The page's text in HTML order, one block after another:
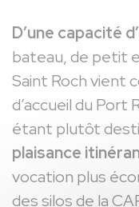
D’une capacité
bateau, de petit
Saint Roch vient
d’accueil du Port
étant plutôt
plaisance
vocation plus
des silos de la